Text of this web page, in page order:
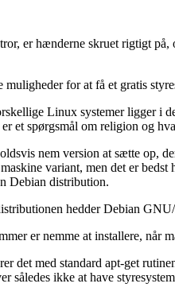
er hænderne skruet rigtigt
for at få et gratis
Linux systemer ligger i
et spørgsmål om religion og
nem version at sætte op,
variant, men det er
Debian distribution.
hedder Debian
er nemme at installere, når
det med standard apt-get
således ikke at have